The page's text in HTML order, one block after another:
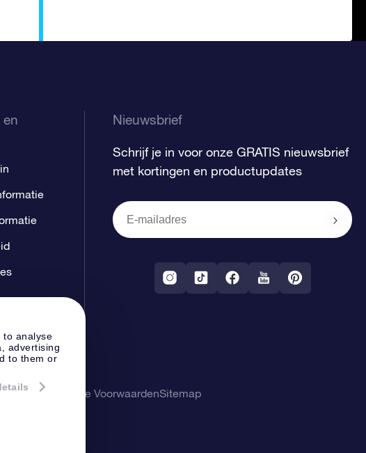
to analyse
advertising
to them or
en
Nieuwsbrief
Schrijf je in voor onze GRATIS nieuwsbrief
met kortingen en productupdates
Algemene VoorwaardenSitemap